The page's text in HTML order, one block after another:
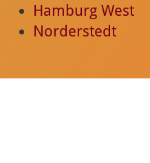
Hamburg West
Norderstedt